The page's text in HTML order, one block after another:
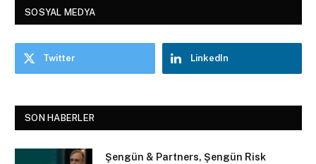
SOSYAL MEDYA
Twitter LinkedIn
SON HABERLER
Şengün & Partners, Şengün Risk